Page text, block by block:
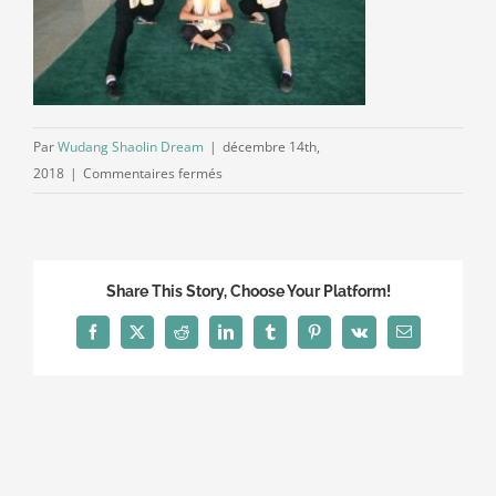
ParWudang Shaolin Dream | décembre 14th,
2018 | Commentaires fermés
Share This Story, Choose Your Platform!
Facebook
X Reddit LinkedInTumblrPinterest
Vk Email